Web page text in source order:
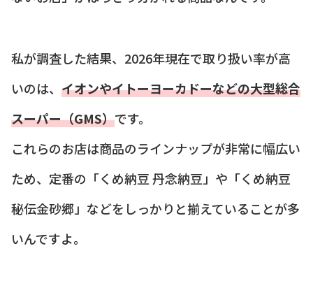
私が調査した結果、2026年現在で取り扱い率が高
いのは、 イオンやイトーヨーカドーなどの大型総合
スーパー（GMS）です。
これらのお店は商品のラインナップが非常に幅広い
ため、定番の「くめ納豆 丹念納豆」や「くめ納豆
秘伝金砂郷」などをしっかりと揃えていることが多
いんですよ。